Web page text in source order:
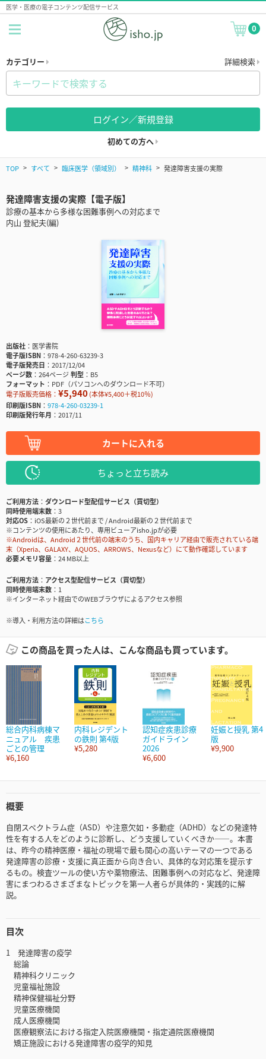
医学・医療の電子コンテンツ配信サービス
0
カテゴリー 詳細検索
ログイン／新規登録
初めての方へ
TOP すべて 臨床医学（領域別） 精神科 発達障害支援の実際
発達障害支援の実際【電子版】
診療の基本から多様な困難事例への対応まで
内山 登紀夫(編)
出版社
医学書院
電子版ISBN
978-4-260-63239-3
電子版発売日
2017/12/04
ページ数
264ページ判型
B5
フォーマット
PDF（パソコンへのダウンロード不可）
電子版販売価格： ¥5,940(本体¥5,400＋税10％)
印刷版ISBN
978-4-260-03239-1
印刷版発行年月
2017/11
カートに入れる
ちょっと立ち読み
ご利用方法
ダウンロード型配信サービス（買切型）
同時使用端末数
3
対応OS
iOS最新の２世代前まで / Android最新の２世代前まで
※コンテンツの使用にあたり、専用ビューアisho.jpが必要
※Androidは、Android２世代前の端末のうち、国内キャリア経由で販売されている端
末（Xperia、GALAXY、AQUOS、ARROWS、Nexusなど）にて動作確認しています
必要メモリ容量
24 MB以上
ご利用方法
アクセス型配信サービス（買切型）
同時使用端末数
1
※インターネット経由でのWEBブラウザによるアクセス参照
※導入・利用方法の詳細はこちら
この商品を買った人は、こんな商品も買っています。
総合内科病棟マ
ニュアル 疾患
ごとの管理
¥6,160
内科レジデント
の鉄則 第4版
¥5,280
認知症疾患診療
ガイドライン
2026
¥6,600
妊娠と授乳 第4
版
¥9,900
概要
自閉スペクトラム症（ASD）や注意欠如・多動症（ADHD）などの発達特
性を有する人をどのように診断し、どう支援していくべきか――。本書
は、昨今の精神医療・福祉の現場で最も関心の高いテーマの一つである
発達障害の診療・支援に真正面から向き合い、具体的な対応策を提示す
るもの。検査ツールの使い方や薬物療法、困難事例への対応など、発達障
害にまつわるさまざまなトピックを第一人者らが具体的・実践的に解
説。
目次
1 発達障害の疫学
総論
精神科クリニック
児童福祉施設
精神保健福祉分野
児童医療機関
成人医療機関
医療観察法における指定入院医療機関・指定通院医療機関
矯正施設における発達障害の疫学的知見